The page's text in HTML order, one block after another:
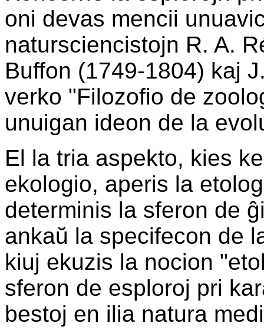
oni devas mencii
natursciencistojn R. A.
Buffon (1749-1804) kaj
verko "Filozofio de
unuigan ideon de la
El la tria aspekto, kies
ekologio, aperis la
determinis la sferon de
ankaŭ la specifecon de
kiuj ekuzis la nocion
sferon de esploroj pri
bestoj en ilia natura